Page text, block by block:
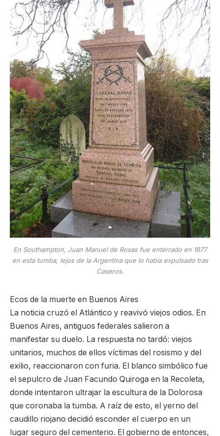
En Southampton, Juan Manuel de Rosas fue enterrado en 1877
en esta tumba, lejos de la Argentina que lo había expulsado tras
Caseros.
Ecos de la muerte en Buenos Aires
La noticia cruzó el Atlántico y reavivó viejos odios. En
Buenos Aires, antiguos federales salieron a
manifestar su duelo. La respuesta no tardó: viejos
unitarios, muchos de ellos víctimas del rosismo y del
exilio, reaccionaron con furia. El blanco simbólico fue
el sepulcro de Juan Facundo Quiroga en la Recoleta,
donde intentaron ultrajar la escultura de la Dolorosa
que coronaba la tumba. A raíz de esto, el yerno del
caudillo riojano decidió esconder el cuerpo en un
lugar seguro del cementerio. El gobierno de entonces,